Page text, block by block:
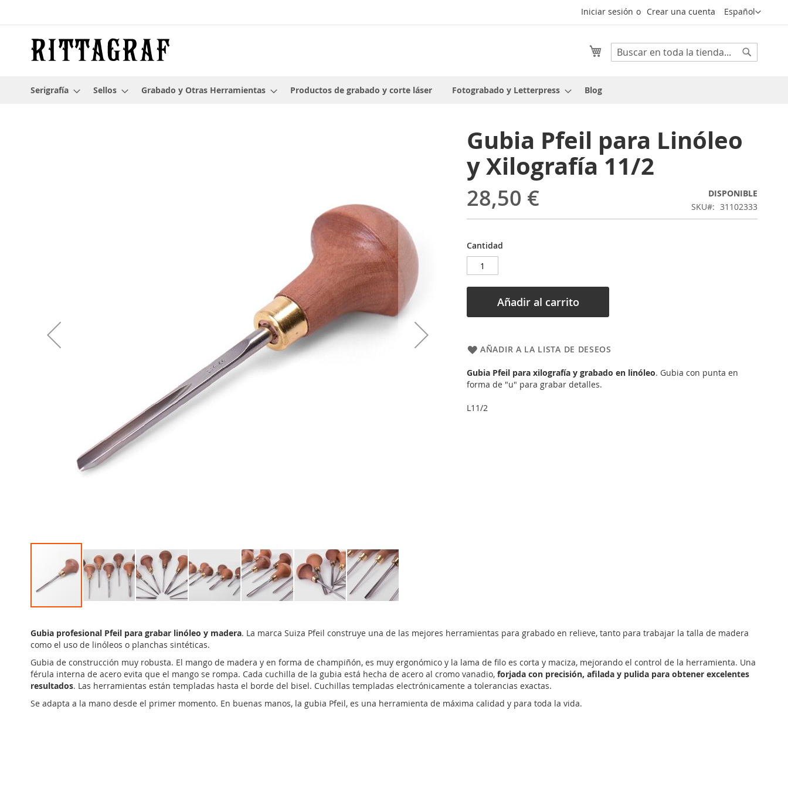
Lenguaje
Español
Iniciar sesión Crear una cuenta
Buscar
Mi cesta
Serigrafía Sellos Grabado y Otras Herramientas Productos de grabado y corte láser Fotograbado y Letterpress Blog
Gubia Pfeil para Linóleo
y Xilografía 11/2
28,50 €
DISPONIBLE
SKU
31102333
Cantidad
Añadir al carrito
AÑADIR A LA LISTA DE DESEOS
Gubia Pfeil para xilografía y grabado en linóleo. Gubia con punta en
forma de "u" para grabar detalles.
L11/2
comienzo
de
la
galería
de
Gubia profesional Pfeil para grabar linóleo y madera. La marca Suiza Pfeil construye una de las mejores herramientas para grabado en relieve, tanto para trabajar la talla de madera
como el uso de linóleos o planchas sintéticas.
Gubia de construcción muy robusta. El mango de madera y en forma de champiñón, es muy ergonómico y la lama de filo es corta y maciza, mejorando el control de la herramienta. Una
férula interna de acero evita que el mango se rompa. Cada cuchilla de la gubia está hecha de acero al cromo vanadio, forjada con precisión, afilada y pulida para obtener excelentes
resultados. Las herramientas están templadas hasta el borde del bisel. Cuchillas templadas electrónicamente a tolerancias exactas.
Se adapta a la mano desde el primer momento. En buenas manos, la gubia Pfeil, es una herramienta de máxima calidad y para toda la vida.